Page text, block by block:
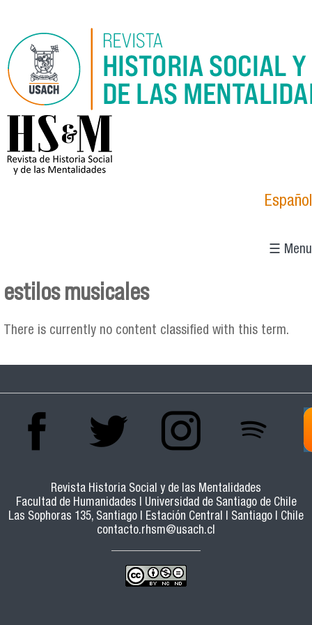
logo_hsm_2021.png
Español
☰ Menu
estilos musicales
There is currently no content classified with this term.
Revista Historia Social y de las Mentalidades
Facultad de Humanidades | Universidad de Santiago de Chile
Las Sophoras 135, Santiago | Estación Central | Santiago | Chile
contacto.rhsm@usach.cl